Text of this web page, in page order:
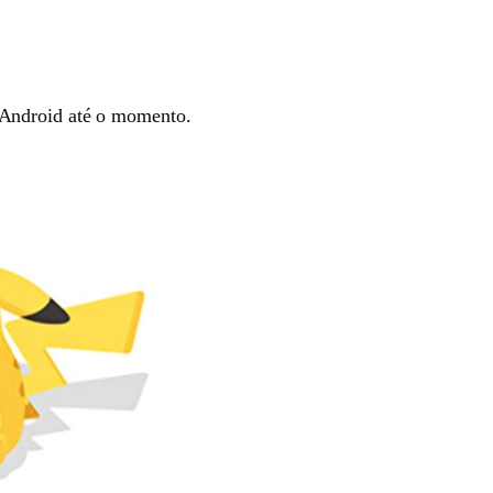
até o momento.